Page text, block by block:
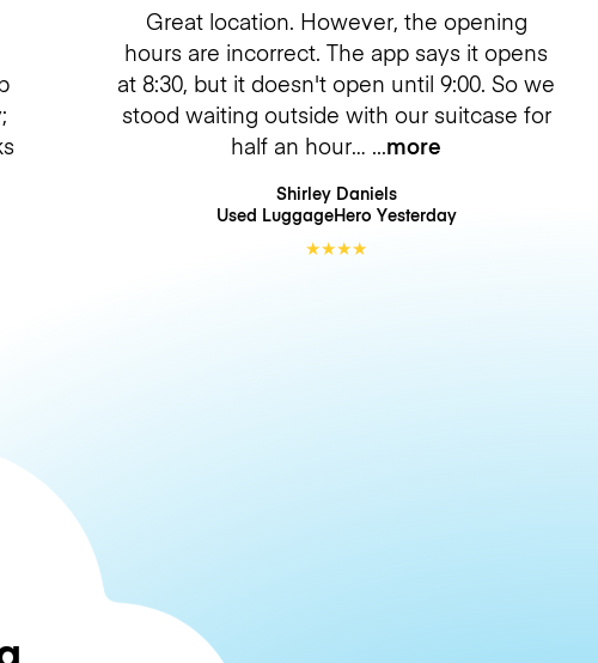
Great location. However, the opening
hours are incorrect. The app says it opens
at 8:30, but it doesn't open until 9:00. So we
stood waiting outside with our suitcase for
half an hour…
more
Shirley Daniels
Used LuggageHero Yesterday
★★★★